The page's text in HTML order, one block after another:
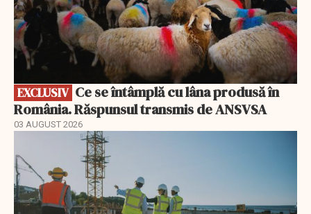
EXCLUSIV
România. Răspunsul transmis de ANSVSA
03 AUGUST 2026